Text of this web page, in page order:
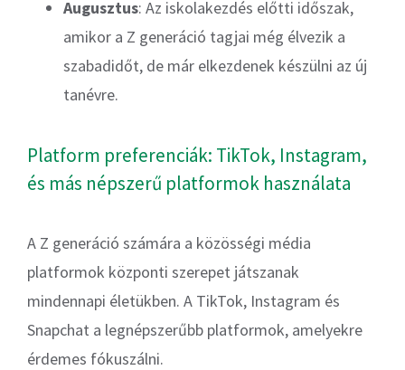
Augusztus: Az iskolakezdés előtti időszak,
amikor a Z generáció tagjai még élvezik a
szabadidőt, de már elkezdenek készülni az új
tanévre.
Platform preferenciák: TikTok, Instagram,
és más népszerű platformok használata
A Z generáció számára a közösségi média
platformok központi szerepet játszanak
mindennapi életükben. A TikTok, Instagram és
Snapchat a legnépszerűbb platformok, amelyekre
érdemes fókuszálni.